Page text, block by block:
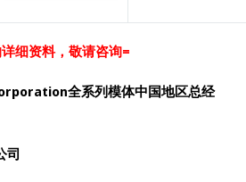
细资料，敬请咨询=
全系列模体中国地区总经
司